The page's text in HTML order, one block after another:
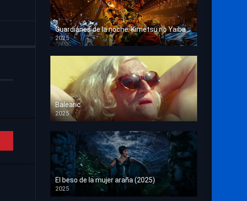
Guardianes de la noche: Kimetsu no Yaiba La fortaleza infinita
2025
HD 1080p
Balearic
2025
HD 1080p
El beso de la mujer araña (2025)
2025
HD 1080p